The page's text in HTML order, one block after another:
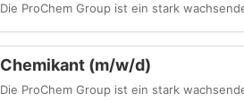
Die ProChem Group ist ein stark
Chemikant (m/w/d)
Die ProChem Group ist ein stark